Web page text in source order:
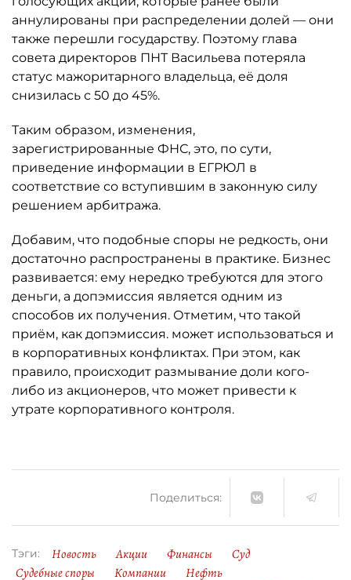
аннулированы при распределении долей — они
также перешли государству. Поэтому глава
совета директоров ПНТ Васильева потеряла
статус мажоритарного владельца, её доля
снизилась с 50 до 45%.
Таким образом, изменения,
зарегистрированные ФНС, это, по сути,
приведение информации в ЕГРЮЛ в
соответствие со вступившим в законную силу
решением арбитража.
Добавим, что подобные споры не редкость, они
достаточно распространены в практике. Бизнес
развивается: ему нередко требуются для этого
деньги, а допэмиссия является одним из
способов их получения. Отметим, что такой
приём, как допэмиссия. может использоваться и
в корпоративных конфликтах. При этом, как
правило, происходит размывание доли кого-
либо из акционеров, что может привести к
утрате корпоративного контроля.
Поделиться:
Тэги: Новость Акции Финансы
Суд
Судебные споры
Компании
Нефть